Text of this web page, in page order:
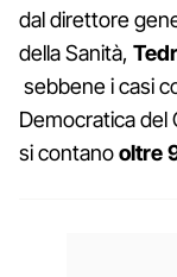
dal direttore
della Sanità,
sebbene i casi
Democratica del
si contanooltre